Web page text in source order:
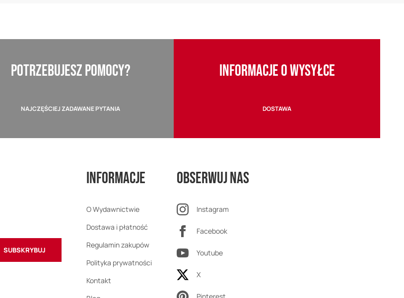
POTRZEBUJESZ POMOCY?
NAJCZĘŚCIEJ ZADAWANE PYTANIA
INFORMACJE O WYSYŁCE
DOSTAWA
SUBSKRYBUJ
Informacje
O Wydawnictwie
Dostawa i płatność
Regulamin zakupów
Polityka prywatności
Kontakt
Obserwuj nas
Instagram
Facebook
Youtube
X